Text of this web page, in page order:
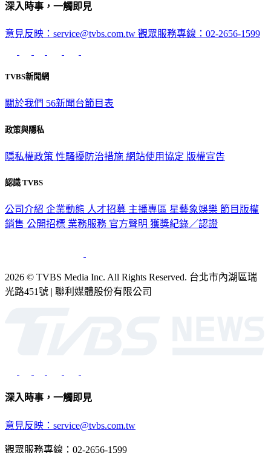
深入時事，一觸即見
意見反映：service@tvbs.com.tw 觀眾服務專線：02-2656-1599
TVBS新聞網
關於我們 56新聞台節目表
政策與隱私
隱私權政策 性騷擾防治措施 網站使用協定 版權宣告
認識 TVBS
公司介紹 企業動態 人才招募 主播專區 星藝象娛樂 節目版權
銷售 公開招標 業務服務 官方聲明 獲獎紀錄／認證
2026 © TVBS Media Inc. All Rights Reserved. 台北市內湖區瑞
光路451號 | 聯利媒體股份有限公司
深入時事，一觸即見
意見反映：service@tvbs.com.tw
觀眾服務專線：02-2656-1599